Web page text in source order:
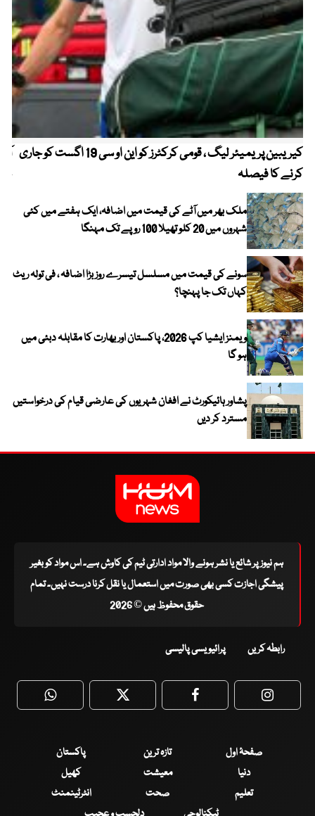
کیریبین پریمیئر لیگ ، قومی کرکٹرز کو این او سی 19 اگست کو جاری
کرنے کا فیصلہ
ملک بھر میں آٹے کی قیمت میں اضافہ، ایک ہفتے میں کئی
شہروں میں 20 کلو تھیلا 100 روپے تک مہنگا
سونے کی قیمت میں مسلسل تیسرے روز بڑا اضافہ ، فی تولہ ریٹ
کہاں تک جا پہنچا؟
ویمنز ایشیا کپ 2026، پاکستان اور بھارت کا مقابلہ دبئی میں
ہو گا
پشاور ہائیکورٹ نے افغان شہریوں کی عارضی قیام کی درخواستیں
مسترد کر دیں
ہم نیوز پر شائع یا نشر ہونے والا مواد ادارتی ٹیم کی کاوش ہے۔ اس مواد کو بغیر
پیشگی اجازت کسی بھی صورت میں استعمال یا نقل کرنا درست نہیں۔ تمام
حقوق محفوظ ہیں © 2026
رابطہ کریں پرائیویسی پالیسی
WhatsApp Twitter Facebook
صفحۂ اول تازہ ترین
پاکستان
دنیا
معیشت
کھیل
تعلیم
صحت
انٹرٹینمنٹ